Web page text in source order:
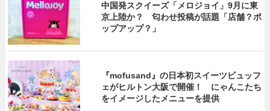
中国発スクイーズ「メロジョイ」9月に東
京上陸か？ 匂わせ投稿が話題「店舗？ポ
ップアップ？」
『mofusand』の日本初スイーツビュッフ
ェがヒルトン大阪で開催！ にゃんこたち
をイメージしたメニューを提供